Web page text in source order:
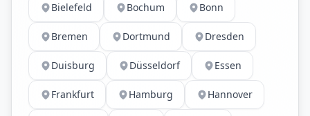
Bielefeld Bochum Bonn
Bremen Dortmund Dresden
Duisburg Düsseldorf Essen
Frankfurt Hamburg Hannover